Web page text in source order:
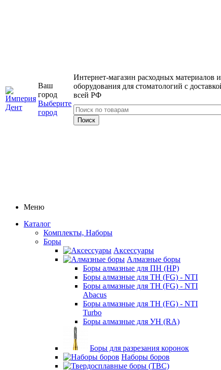
Ваш
город
Выберите
город
Интернет-магазин расходных материалов и
оборудования для стоматологий с
всей РФ
Меню
Каталог
Комплекты, Наборы
Боры
Аксессуары
Алмазные боры
Боры алмазные для ПН (HP)
Боры алмазные для ТН (FG) - NTI
Боры алмазные для ТН (FG) - NTI
Abacus
Боры алмазные для ТН (FG) - NTI
Turbo
Боры алмазные для УН (RA)
Боры для разрезания коронок
Наборы боров